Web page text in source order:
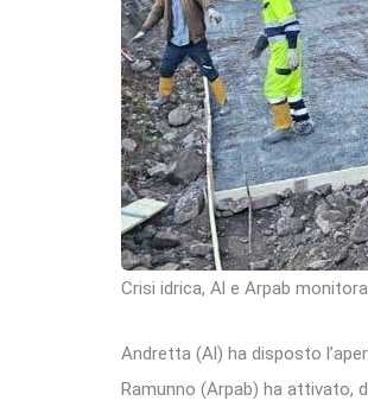
Crisi idrica, Al e Arpab
Andretta (Al) ha disposto
Ramunno (Arpab) ha attivato,